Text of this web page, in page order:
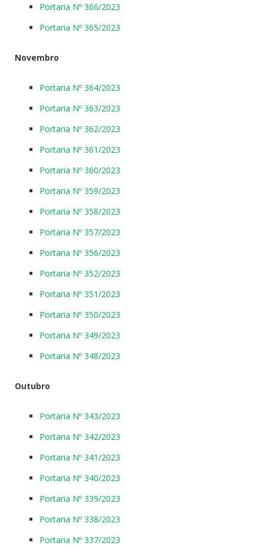
Portaria Nº 366/2023
Portaria Nº 365/2023
Novembro
Portaria Nº 364/2023
Portaria Nº 363/2023
Portaria Nº 362/2023
Portaria Nº 361/2023
Portaria Nº 360/2023
Portaria Nº 359/2023
Portaria Nº 358/2023
Portaria Nº 357/2023
Portaria Nº 356/2023
Portaria Nº 352/2023
Portaria Nº 351/2023
Portaria Nº 350/2023
Portaria Nº 349/2023
Portaria Nº 348/2023
Outubro
Portaria Nº 343/2023
Portaria Nº 342/2023
Portaria Nº 341/2023
Portaria Nº 340/2023
Portaria Nº 339/2023
Portaria Nº 338/2023
Portaria Nº 337/2023